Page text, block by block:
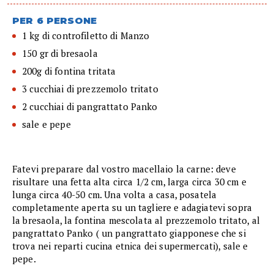
PER 6 PERSONE
1 kg di controfiletto di Manzo
150 gr di bresaola
200g di fontina tritata
3 cucchiai di prezzemolo tritato
2 cucchiai di pangrattato Panko
sale e pepe
Fatevi preparare dal vostro macellaio la carne: deve
risultare una fetta alta circa 1/2 cm, larga circa 30 cm e
lunga circa 40-50 cm. Una volta a casa, posatela
completamente aperta su un tagliere e adagiatevi sopra
la bresaola, la fontina mescolata al prezzemolo tritato, al
pangrattato Panko ( un pangrattato giapponese che si
trova nei reparti cucina etnica dei supermercati), sale e
pepe.